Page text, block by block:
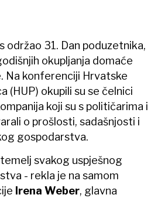
održao 31. Dan poduzetnika,
okupljanja domaće
Na konferenciji Hrvatske
(HUP) okupili su se čelnici
koji su s političarima i
o prošlosti, sadašnjosti i
gospodarstva.
svakog uspješnog
- rekla je na samom
Irena Weber, glavna